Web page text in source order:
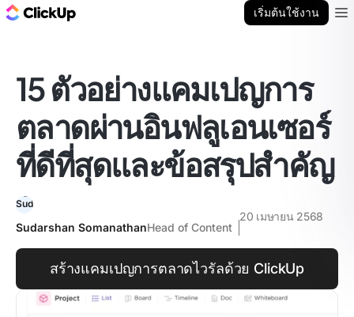
เริ่มต้นใช้งาน
15 ตัวอย่างแคมเปญการ
ตลาดผ่านอินฟลูเอนเซอร์
ที่ดีที่สุดและข้อสรุปสำคัญ
Sudarshan SomanathanHead of Content
20 เมษายน 2568
สร้างแคมเปญการตลาดไวรัลด้วย ClickUp